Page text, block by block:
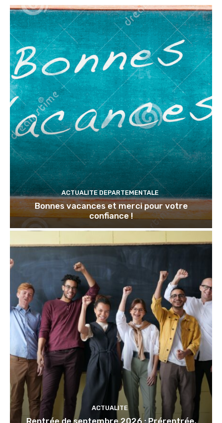
ACTUALITE DEPARTEMENTALE
Bonnes vacances et merci pour votre
confiance !
ACTUALITE